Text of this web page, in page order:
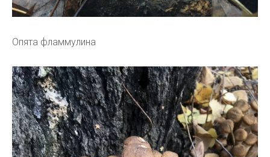
Опята фламмулина